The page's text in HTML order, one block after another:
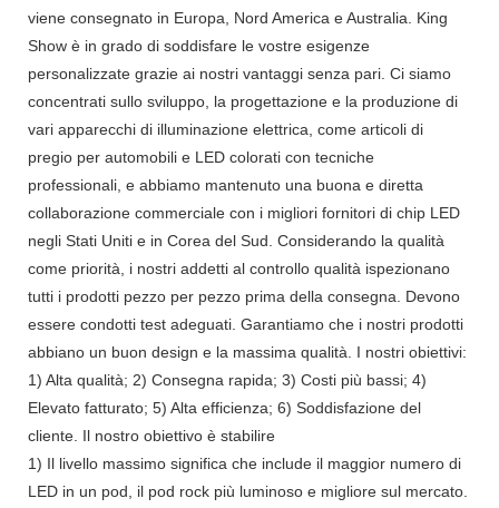
viene consegnato in Europa, Nord America e Australia. King
Show è in grado di soddisfare le vostre esigenze
personalizzate grazie ai nostri vantaggi senza pari. Ci siamo
concentrati sullo sviluppo, la progettazione e la produzione di
vari apparecchi di illuminazione elettrica, come articoli di
pregio per automobili e LED colorati con tecniche
professionali, e abbiamo mantenuto una buona e diretta
collaborazione commerciale con i migliori fornitori di chip LED
negli Stati Uniti e in Corea del Sud. Considerando la qualità
come priorità, i nostri addetti al controllo qualità ispezionano
tutti i prodotti pezzo per pezzo prima della consegna. Devono
essere condotti test adeguati. Garantiamo che i nostri prodotti
abbiano un buon design e la massima qualità. I ​​nostri obiettivi:
1) Alta qualità; 2) Consegna rapida; 3) Costi più bassi; 4)
Elevato fatturato; 5) Alta efficienza; 6) Soddisfazione del
cliente. Il nostro obiettivo è stabilire
1) Il livello massimo significa che include il maggior numero di
LED in un pod, il pod rock più luminoso e migliore sul mercato.